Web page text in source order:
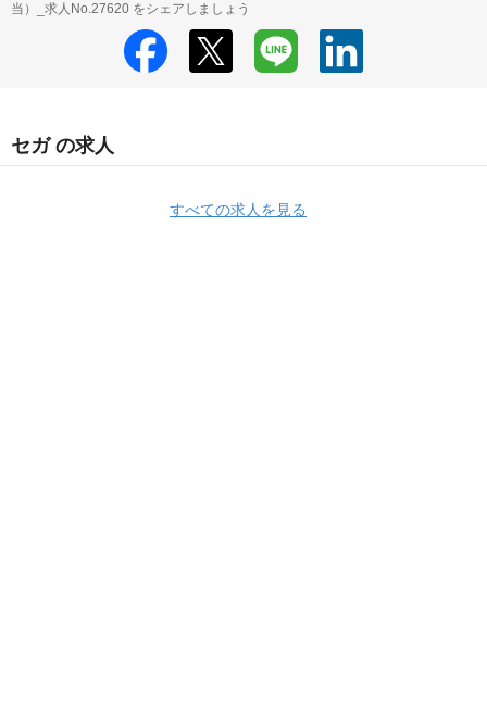
当）_求人No.27620 をシェアしましょう
セガ の求人
すべての求人を見る